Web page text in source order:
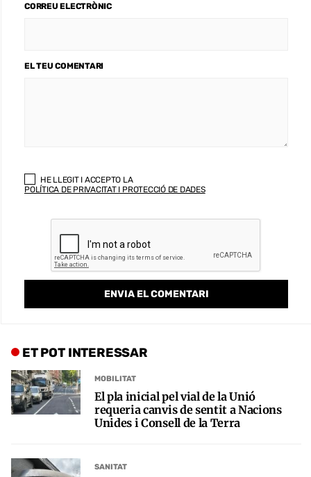
CORREU ELECTRÒNIC
EL TEU COMENTARI
HE LLEGIT I ACCEPTO LA
POLÍTICA DE PRIVACITAT I PROTECCIÓ DE DADES
ET POT INTERESSAR
MOBILITAT
El pla inicial pel vial de la Unió
requeria canvis de sentit a Nacions
Unides i Consell de la Terra
SANITAT